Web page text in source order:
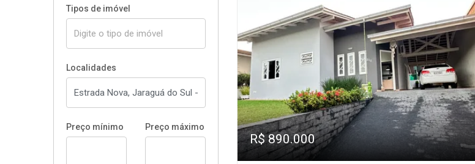
Tipos de imóvel
Localidades
Preço mínimo Preço máximo
R$ 890.000